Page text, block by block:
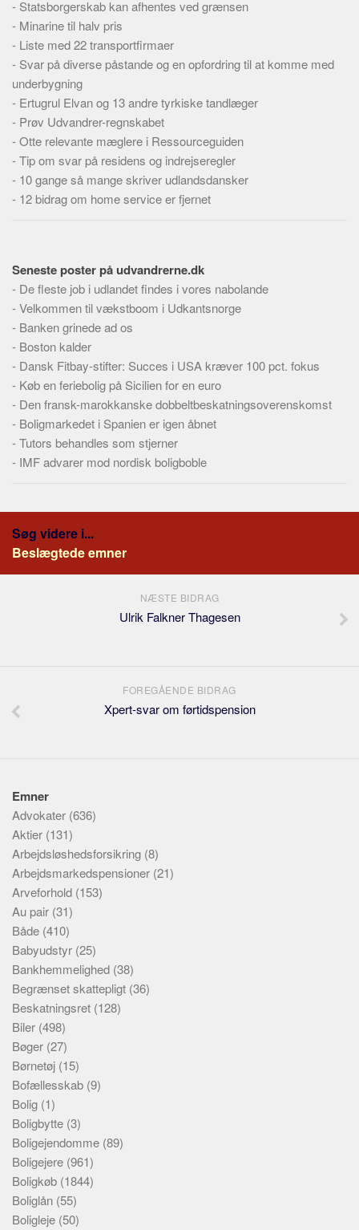
Praktisk
Alle
Meta
Dokumenttyper
Emner
Skribenter
Personer
Om
Webstedet
Forhistorien
Redigering
Tekstannoncer
Bannere
Hjælp
- Statsborgerskab kan afhentes ved grænsen
- Minarine til halv pris
- Liste med 22 transportfirmaer
- Svar på diverse påstande og en opfordring til at komme med
underbygning
- Ertugrul Elvan og 13 andre tyrkiske tandlæger
- Prøv Udvandrer-regnskabet
-Otte relevante mæglere i Ressourceguiden
-Tip om svar på residens og indrejseregler
- 10 gange så mange skriver udlandsdansker
- 12 bidrag om home service er fjernet
Seneste poster på udvandrerne.dk
- De fleste job i udlandet findes i vores nabolande
-Velkommen til vækstboom i Udkantsnorge
- Banken grinede ad os
- Boston kalder
- Dansk Fitbay-stifter: Succes i USA kræver 100 pct. fokus
- Køb en feriebolig på Sicilien for en euro
- Den fransk-marokkanske dobbeltbeskatningsoverenskomst
- Boligmarkedet i Spanien er igen åbnet
-Tutors behandles som stjerner
- IMF advarer mod nordisk boligboble
Søg videre i...
Beslægtede emner
NÆSTE BIDRAG
Ulrik Falkner Thagesen
FOREGÅENDE BIDRAG
Xpert-svar om førtidspension
Emner
Advokater (636)
Aktier (131)
Arbejdsløshedsforsikring (8)
Arbejdsmarkedspensioner (21)
Arveforhold (153)
Au pair (31)
Både (410)
Babyudstyr (25)
Bankhemmelighed (38)
Begrænset skattepligt (36)
Beskatningsret (128)
Biler (498)
Bøger (27)
Børnetøj (15)
Bofællesskab (9)
Bolig (1)
Boligbytte (3)
Boligejendomme (89)
Boligejere (961)
Boligkøb (1844)
Boliglån (55)
Boligleje (50)